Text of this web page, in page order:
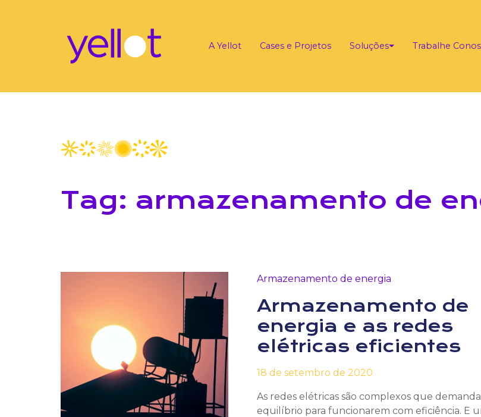
A Yellot Cases e Projetos Soluções Trabalhe
Tag: armazenamento de
Armazenamento de energia
Armazenamento de
energia e as redes
elétricas eficientes
18 de setembro de 2020
As redes elétricas são complexos que
equilíbrio para funcionarem com eficiência. E